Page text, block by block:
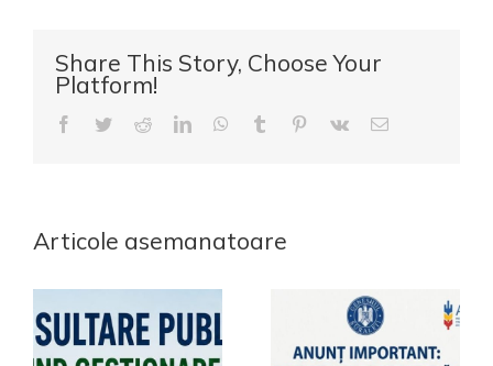
Share This Story, Choose Your
Platform!
Facebook
TwitterRedditLinkedInWhatsApp
Tumblr Pinterest
Vk
E-
Articole asemanatoare